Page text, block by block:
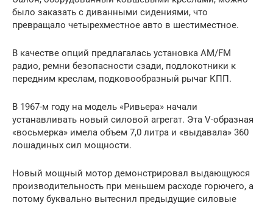
было заказать с диванными сидениями, что
превращало четырехместное авто в шестиместное.
В качестве опций предлагалась установка AM/FM
радио, ремни безопасности сзади, подлокотники к
передним креслам, подковообразный рычаг КПП.
В 1967-м году на модель «Ривьера» начали
устанавливать новый силовой агрегат. Эта V-образная
«восьмерка» имела объем 7,0 литра и «выдавала» 360
лошадиных сил мощности.
Новый мощный мотор демонстрировал выдающуюся
производительность при меньшем расходе горючего, а
потому буквально вытеснил предыдущие силовые